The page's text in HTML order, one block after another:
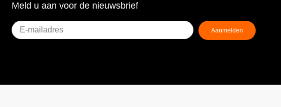
Meld u aan voor de nieuwsbrief
E-
mailadres(Vereist)
Aanmelden